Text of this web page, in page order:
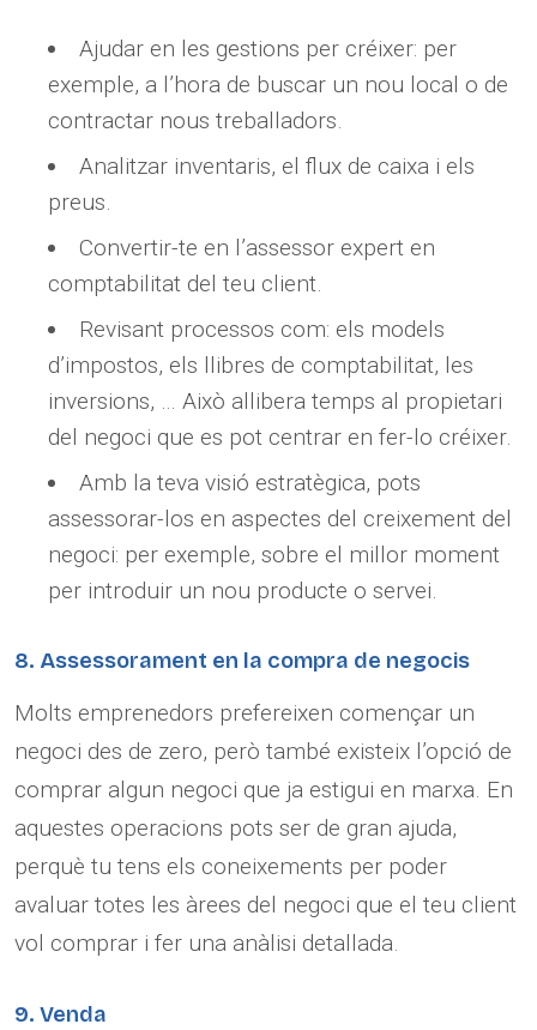
Ajudar en les gestions per créixer: per
exemple, a l’hora de buscar un nou local o de
contractar nous treballadors.
Analitzar inventaris, el flux de caixa i els
preus.
Convertir-te en l’assessor expert en
comptabilitat del teu client.
Revisant processos com: els models
d’impostos, els llibres de comptabilitat, les
inversions, … Això allibera temps al propietari
del negoci que es pot centrar en fer-lo créixer.
Amb la teva visió estratègica, pots
assessorar-los en aspectes del creixement del
negoci: per exemple, sobre el millor moment
per introduir un nou producte o servei.
8. Assessorament en la compra de negocis
Molts emprenedors prefereixen començar un
negoci des de zero, però també existeix l’opció de
comprar algun negoci que ja estigui en marxa. En
aquestes operacions pots ser de gran ajuda,
perquè tu tens els coneixements per poder
avaluar totes les àrees del negoci que el teu client
vol comprar i fer una anàlisi detallada.
9. Venda